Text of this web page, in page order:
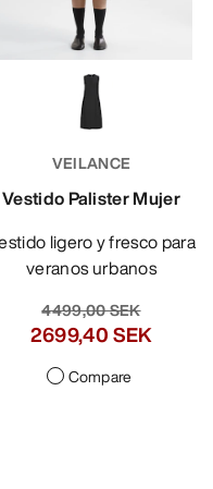
VEILANCE
Vestido Palister Mujer
veranos urbanos
4499,00 SEK
2699,40 SEK
Compare